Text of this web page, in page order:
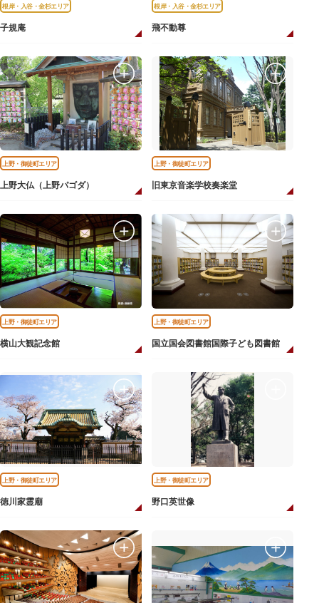
根岸・入谷・金杉エリア
子規庵
根岸・入谷・金杉エリア
飛不動尊
上野・御徒町エリア
上野大仏（上野パゴダ）
上野・御徒町エリア
旧東京音楽学校奏楽堂
上野・御徒町エリア
横山大観記念館
上野・御徒町エリア
国立国会図書館国際子ども図書館
上野・御徒町エリア
徳川家霊廟
上野・御徒町エリア
野口英世像